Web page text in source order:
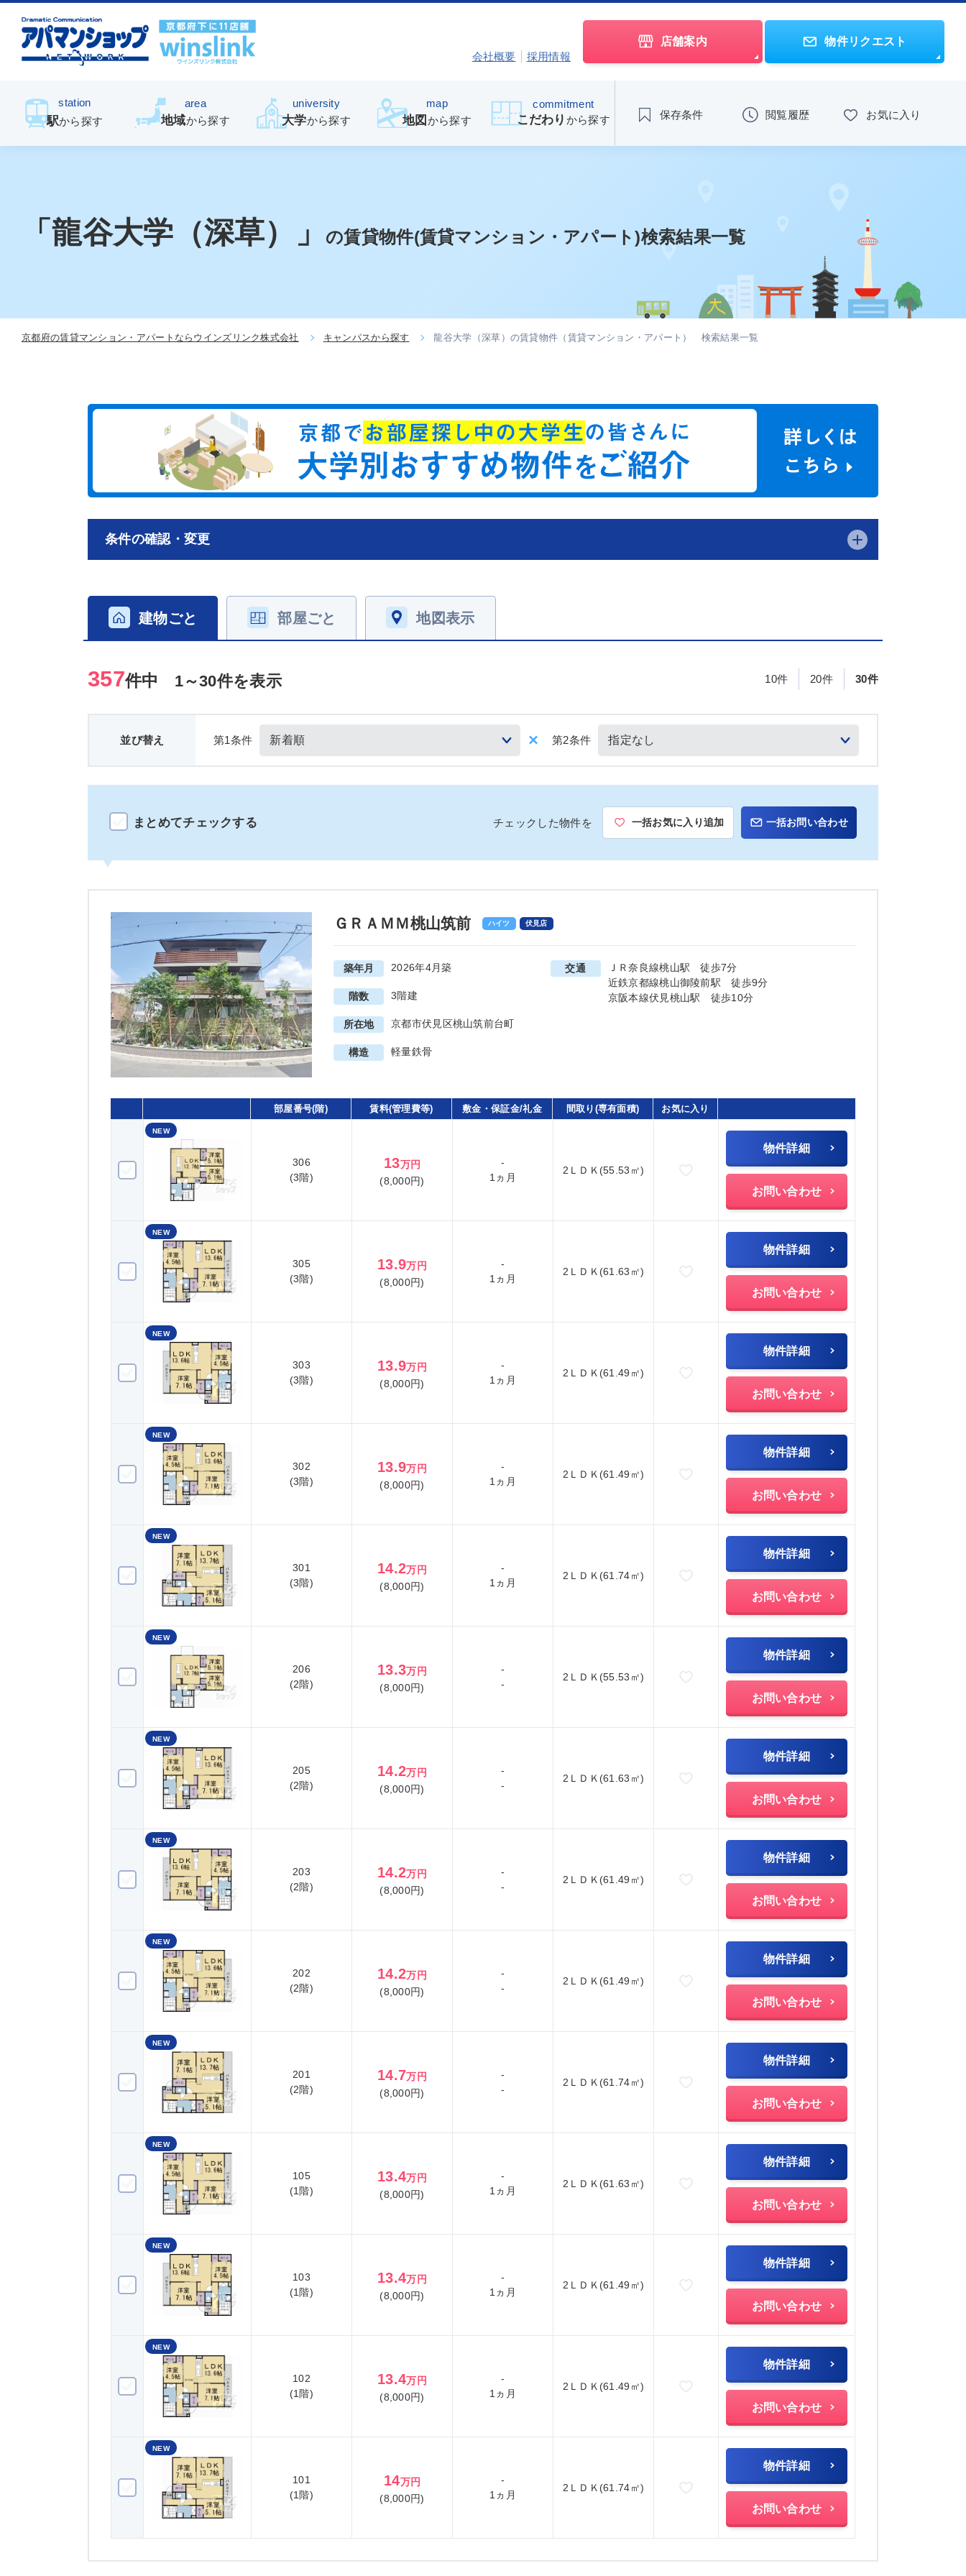
会社概要 採用情報
店舗案内 物件リクエスト
station
駅から探す
area
地域から探す
university
大学から探す
map
地図 から探す
commitment
こだわり から探す 保存条件 閲覧履歴 お気に入り
「龍谷大学（深草）」 の賃貸物件(賃貸マンション・アパート)検索結果一覧
京都府の賃貸マンション・アパートならウインズリンク株式会社 キャンパスから探す 龍谷大学（深草）の賃貸物件（賃貸マンション・アパート） 検索結果一覧
条件の確認・変更
建物ごと 部屋ごと 地図表示
並び替え 第1条件 第2条件
357件中 1～30件を表示 10件 20件 30件
まとめてチェックする チェックした物件を 一括お気に入り追加 一括お問い合わせ
ハイツ 伏見店
ＧＲＡＭＭ桃山筑前
築年月 2026年4月築
階数 3階建
所在地 京都市伏見区桃山筑前台町
構造 軽量鉄骨
交通
ＪＲ奈良線桃山駅 徒歩7分
近鉄京都線桃山御陵前駅 徒歩9分
京阪本線伏見桃山駅 徒歩10分
部屋番号(階) 賃料(管理費等) 敷金・保証金/礼金 間取り(専有面積) お気に入り
306(3階)
NEW
306
(3階)
13万円
(8,000円)
-
1ヵ月
2ＬＤＫ(55.53㎡) お気に入りに追加
物件詳細
お問い合わせ
305(3階)
NEW
305
(3階)
13.9万円
(8,000円)
-
1ヵ月
2ＬＤＫ(61.63㎡) お気に入りに追加
物件詳細
お問い合わせ
303(3階)
NEW
303
(3階)
13.9万円
(8,000円)
-
1ヵ月
2ＬＤＫ(61.49㎡) お気に入りに追加
物件詳細
お問い合わせ
302(3階)
NEW
302
(3階)
13.9万円
(8,000円)
-
1ヵ月
2ＬＤＫ(61.49㎡) お気に入りに追加
物件詳細
お問い合わせ
301(3階)
NEW
301
(3階)
14.2万円
(8,000円)
-
1ヵ月
2ＬＤＫ(61.74㎡) お気に入りに追加
物件詳細
お問い合わせ
206(2階)
NEW
206
(2階)
13.3万円
(8,000円)
-
-
2ＬＤＫ(55.53㎡) お気に入りに追加
物件詳細
お問い合わせ
205(2階)
NEW
205
(2階)
14.2万円
(8,000円)
-
-
2ＬＤＫ(61.63㎡) お気に入りに追加
物件詳細
お問い合わせ
203(2階)
NEW
203
(2階)
14.2万円
(8,000円)
-
-
2ＬＤＫ(61.49㎡) お気に入りに追加
物件詳細
お問い合わせ
202(2階)
NEW
202
(2階)
14.2万円
(8,000円)
-
-
2ＬＤＫ(61.49㎡) お気に入りに追加
物件詳細
お問い合わせ
201(2階)
NEW
201
(2階)
14.7万円
(8,000円)
-
-
2ＬＤＫ(61.74㎡) お気に入りに追加
物件詳細
お問い合わせ
105(1階)
NEW
105
(1階)
13.4万円
(8,000円)
-
1ヵ月
2ＬＤＫ(61.63㎡) お気に入りに追加
物件詳細
お問い合わせ
103(1階)
NEW
103
(1階)
13.4万円
(8,000円)
-
1ヵ月
2ＬＤＫ(61.49㎡) お気に入りに追加
物件詳細
お問い合わせ
102(1階)
NEW
102
(1階)
13.4万円
(8,000円)
-
1ヵ月
2ＬＤＫ(61.49㎡) お気に入りに追加
物件詳細
お問い合わせ
101(1階)
NEW
101
(1階)
14万円
(8,000円)
-
1ヵ月
2ＬＤＫ(61.74㎡) お気に入りに追加
物件詳細
お問い合わせ